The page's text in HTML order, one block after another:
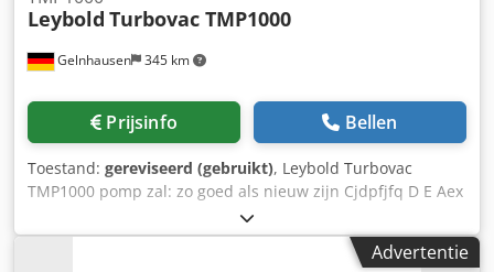
Gelnhausen 345 km
Leybold Turbovac TMP1000
Prijsinfo Bellen
Toestand: gereviseerd (gebruikt), Leybold Turbovac
TMP1000 pomp zal: zo goed als nieuw zijn Cjdpfjfq D E Aex
Abhoha worden gecontroleerd na de specificaties van de
fabrikant, bijvoorbeeld de toleranties. worden voorzien van
nieuwe slijtdelen op korte termijn beschikbaar zijnAdvertentie